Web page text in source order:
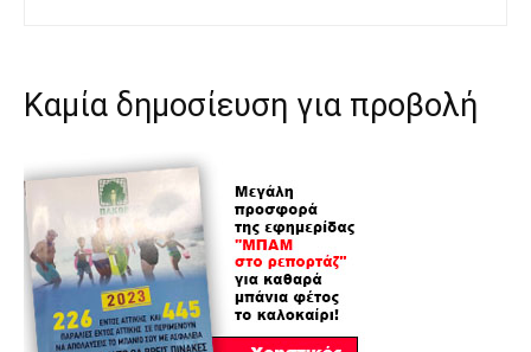
Καμία δημοσίευση για προβολή